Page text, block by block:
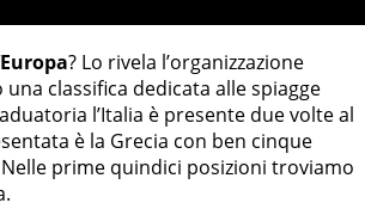
? Lo rivela l’organizzazione
classifica dedicata alle spiagge
l’Italia è presente due volte al
è la Grecia con ben cinque
prime quindici posizioni troviamo